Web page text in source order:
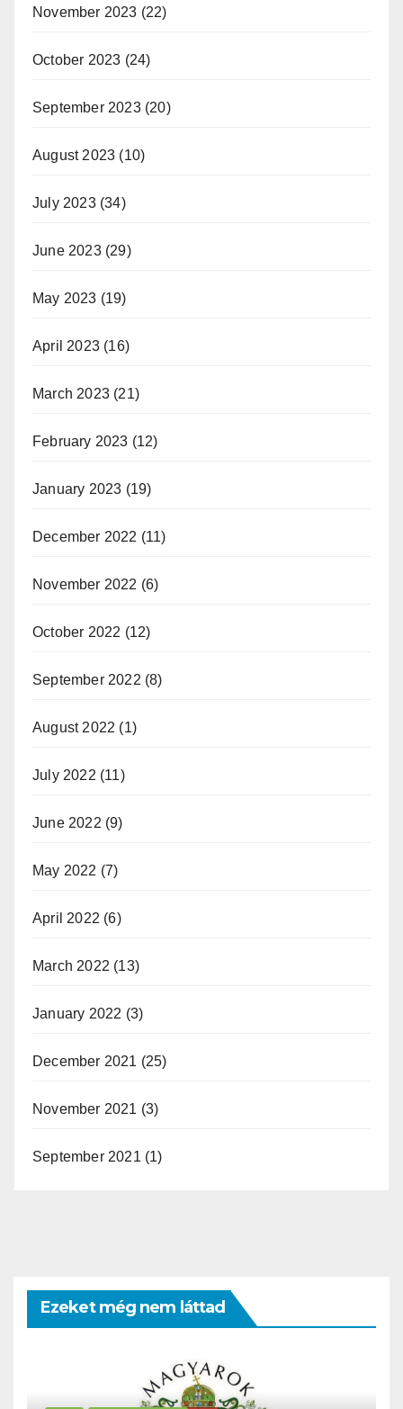
November 2023 (22)
October 2023 (24)
September 2023(20)
August 2023 (10)
July 2023(34)
June 2023(29)
May 2023 (19)
April 2023 (16)
March 2023 (21)
February 2023 (12)
January 2023 (19)
December 2022 (11)
November 2022 (6)
October 2022 (12)
September 2022 (8)
August 2022 (1)
July 2022 (11)
June 2022 (9)
May 2022 (7)
April 2022 (6)
March 2022 (13)
January 2022 (3)
December 2021 (25)
November 2021 (3)
September 2021 (1)
Ezeket még nem láttad